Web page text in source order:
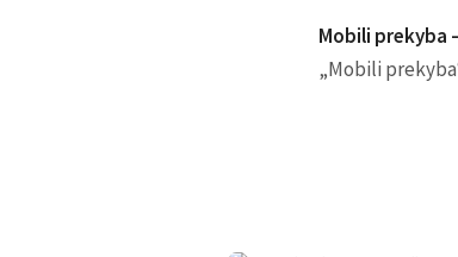
Mobili prekyba
„Mobili